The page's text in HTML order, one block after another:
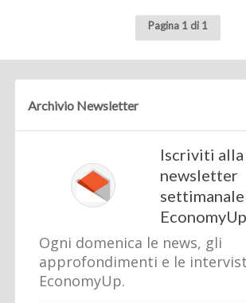
Pagina 1 di 1
Archivio Newsletter
Iscriviti alla
newsletter
Ogni domenica le news, gli
approfondimenti e le
EconomyUp.